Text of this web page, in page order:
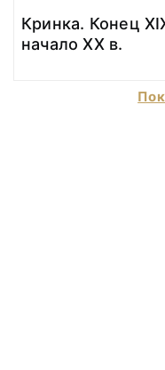
Кринка. Конец
начало ХХ в.